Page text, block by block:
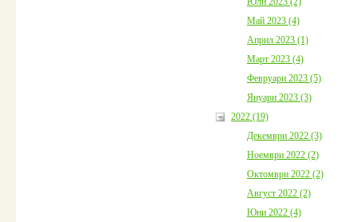
Май 2023 (4)
Април 2023 (1)
Март 2023 (4)
Февруари 2023 (5)
Януари 2023 (3)
2022 (19)
Декември 2022 (3)
Ноември 2022 (2)
Октомври 2022 (2)
Август 2022 (2)
Юни 2022 (4)